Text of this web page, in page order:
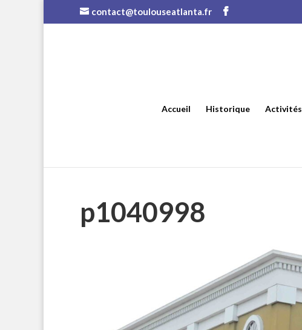
contact@toulouseatlanta.fr
Accueil Historique Activités
p1040998